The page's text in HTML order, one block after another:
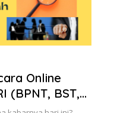
Online
(BPNT, BST,
Caranya?